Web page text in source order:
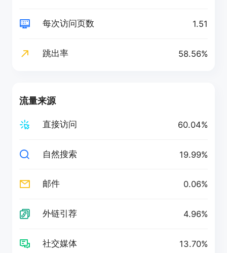
每次访问页数 1.51
跳出率 58.56%
流量来源
直接访问 60.04%
自然搜索 19.99%
邮件 0.06%
外链引荐 4.96%
社交媒体 13.70%